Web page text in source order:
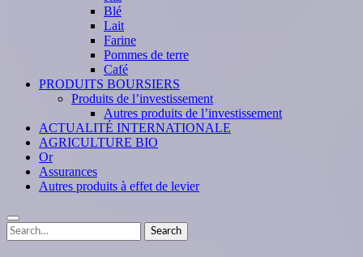
Blé
Lait
Farine
Pommes de terre
Café
PRODUITS BOURSIERS
Produits de l’investissement
Autres produits de l’investissement
ACTUALITÉ INTERNATIONALE
AGRICULTURE BIO
Or
Assurances
Autres produits à effet de levier
Search
for:
Search